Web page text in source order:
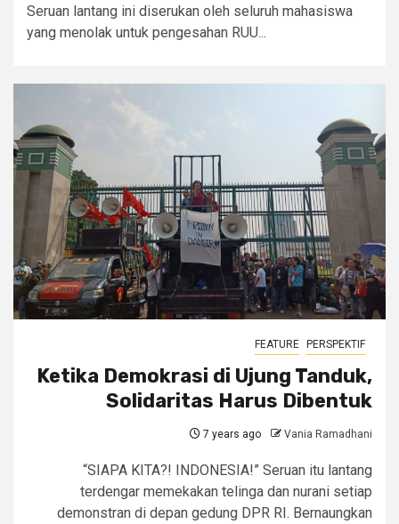
Seruan lantang ini diserukan oleh seluruh mahasiswa
yang menolak untuk pengesahan RUU...
FEATURE PERSPEKTIF
Ketika Demokrasi di Ujung Tanduk,
Solidaritas Harus Dibentuk
7 years ago Vania Ramadhani
“SIAPA KITA?! INDONESIA!” Seruan itu lantang
terdengar memekakan telinga dan nurani setiap
demonstran di depan gedung DPR RI. Bernaungkan